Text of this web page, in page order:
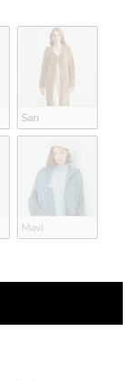
Sarı
Mavi